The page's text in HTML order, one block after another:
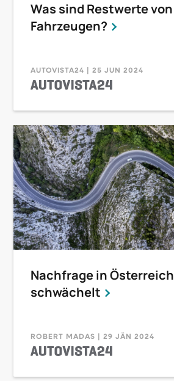
Was sind Restwerte von
Fahrzeugen?
AUTOVISTA24 | 25 JUN 2024
Nachfrage in Österreich
schwächelt
ROBERT MADAS | 29 JÄN 2024